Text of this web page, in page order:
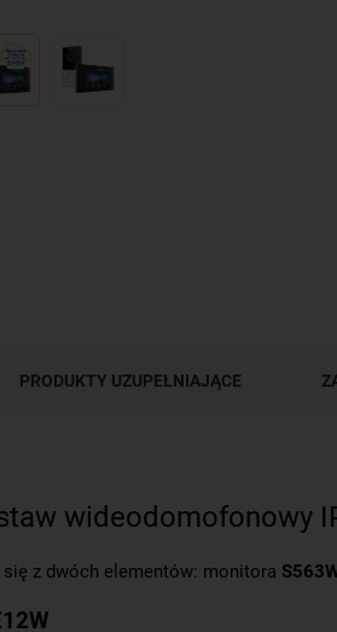
PRODUKTY UZUPEŁNIAJĄCE
wideodomofonowy
się z dwóch elementów: monitora